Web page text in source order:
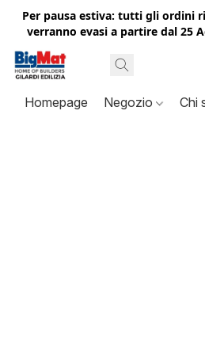
Per pausa estiva: tutti gli ordini
verranno evasi a partire dal 25
Homepage Negozio Chi